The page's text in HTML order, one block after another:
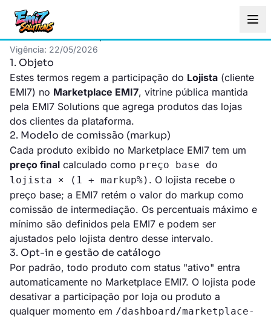
Termos do Marketplace EMI7
Vigência: 22/05/2026
1. Objeto
Estes termos regem a participação do Lojista (cliente
EMI7) no Marketplace EMI7, vitrine pública mantida
pela EMI7 Solutions que agrega produtos das lojas
dos clientes da plataforma.
2. Modelo de comissão (markup)
Cada produto exibido no Marketplace EMI7 tem um
preço final calculado como preço base do
lojista × (1 + markup%) . O lojista recebe o
preço base; a EMI7 retém o valor do markup como
comissão de intermediação. Os percentuais máximo e
mínimo são definidos pela EMI7 e podem ser
ajustados pelo lojista dentro desse intervalo.
3. Opt-in e gestão de catálogo
Por padrão, todo produto com status "ativo" entra
automaticamente no Marketplace EMI7. O lojista pode
desativar a participação por loja ou produto a
qualquer momento em /dashboard/marketplace-